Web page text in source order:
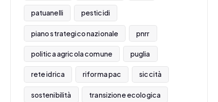
patuanelli pesticidi
piano strategico nazionale pnrr
politica agricola comune puglia
rete idrica riforma pac siccità
sostenibilità transizione ecologica